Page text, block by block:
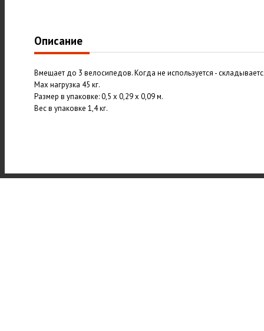
Описание
Вмещает до 3 велосипедов. Когда не используется -
Мах нагрузка 45 кг.
Размер в упаковке: 0,5 х 0,29 х 0,09 м.
Вес в упаковке 1,4 кг.